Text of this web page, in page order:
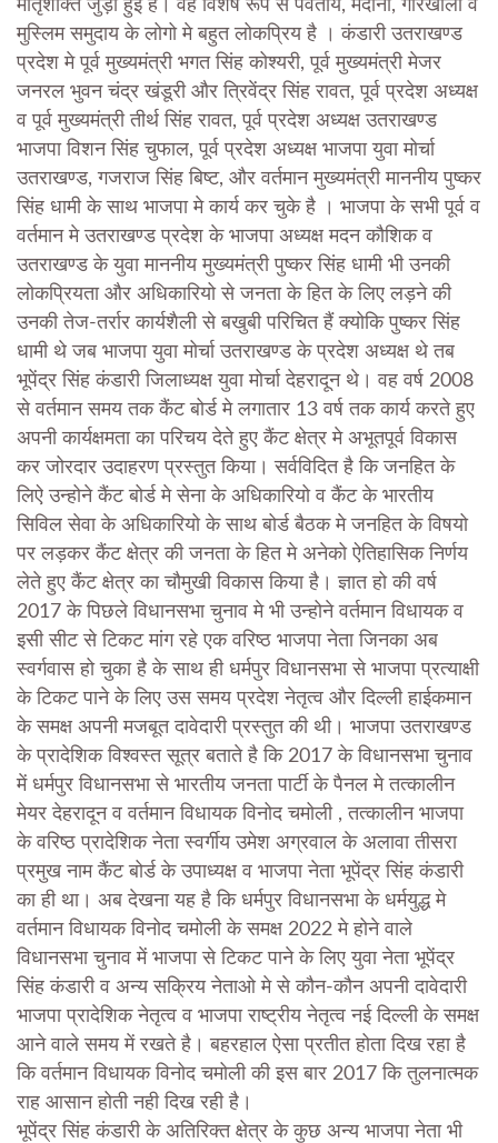
मातृशक्ति जुड़ी हुई है। वह विशेष रूप से पर्वतीय, मैदानी, गोरखाली व
मुस्लिम समुदाय के लोगो मे बहुत लोकप्रिय है । कंडारी उतराखण्ड
प्रदेश मे पूर्व मुख्यमंत्री भगत सिंह कोश्यरी, पूर्व मुख्यमंत्री मेजर
जनरल भुवन चंद्र खंडूरी और त्रिवेंद्र सिंह रावत, पूर्व प्रदेश अध्यक्ष
व पूर्व मुख्यमंत्री तीर्थ सिंह रावत, पूर्व प्रदेश अध्यक्ष उतराखण्ड
भाजपा विशन सिंह चुफाल, पूर्व प्रदेश अध्यक्ष भाजपा युवा मोर्चा
उतराखण्ड, गजराज सिंह बिष्ट, और वर्तमान मुख्यमंत्री माननीय पुष्कर
सिंह धामी के साथ भाजपा मे कार्य कर चुके है । भाजपा के सभी पूर्व व
वर्तमान मे उतराखण्ड प्रदेश के भाजपा अध्यक्ष मदन कौशिक व
उतराखण्ड के युवा माननीय मुख्यमंत्री पुष्कर सिंह धामी भी उनकी
लोकप्रियता और अधिकारियो से जनता के हित के लिए लड़ने की
उनकी तेज-तर्रार कार्यशैली से बखुबी परिचित हैं क्योकि पुष्कर सिंह
धामी थे जब भाजपा युवा मोर्चा उतराखण्ड के प्रदेश अध्यक्ष थे तब
भूपेंद्र सिंह कंडारी जिलाध्यक्ष युवा मोर्चा देहरादून थे। वह वर्ष 2008
से वर्तमान समय तक कैंट बोर्ड मे लगातार 13 वर्ष तक कार्य करते हुए
अपनी कार्यक्षमता का परिचय देते हुए कैंट क्षेत्र मे अभूतपूर्व विकास
कर जोरदार उदाहरण प्रस्तुत किया। सर्वविदित है कि जनहित के
लिऐ उन्होने कैंट बोर्ड मे सेना के अधिकारियो व कैंट के भारतीय
सिविल सेवा के अधिकारियो के साथ बोर्ड बैठक मे जनहित के विषयो
पर लड़कर कैंट क्षेत्र की जनता के हित मे अनेको ऐतिहासिक निर्णय
लेते हुए कैंट क्षेत्र का चौमुखी विकास किया है। ज्ञात हो की वर्ष
2017 के पिछले विधानसभा चुनाव मे भी उन्होने वर्तमान विधायक व
इसी सीट से टिकट मांग रहे एक वरिष्ठ भाजपा नेता जिनका अब
स्वर्गवास हो चुका है के साथ ही धर्मपुर विधानसभा से भाजपा प्रत्याक्षी
के टिकट पाने के लिए उस समय प्रदेश नेतृत्व और दिल्ली हाईकमान
के समक्ष अपनी मजबूत दावेदारी प्रस्तुत की थी। भाजपा उतराखण्ड
के प्रादेशिक विश्वस्त सूत्र बताते है कि 2017 के विधानसभा चुनाव
में धर्मपुर विधानसभा से भारतीय जनता पार्टी के पैनल मे तत्कालीन
मेयर देहरादून व वर्तमान विधायक विनोद चमोली , तत्कालीन भाजपा
के वरिष्ठ प्रादेशिक नेता स्वर्गीय उमेश अग्रवाल के अलावा तीसरा
प्रमुख नाम कैंट बोर्ड के उपाध्यक्ष व भाजपा नेता भूपेंद्र सिंह कंडारी
का ही था। अब देखना यह है कि धर्मपुर विधानसभा के धर्मयुद्ध मे
वर्तमान विधायक विनोद चमोली के समक्ष 2022 मे होने वाले
विधानसभा चुनाव में भाजपा से टिकट पाने के लिए युवा नेता भूपेंद्र
सिंह कंडारी व अन्य सक्रिय नेताओ मे से कौन-कौन अपनी दावेदारी
भाजपा प्रादेशिक नेतृत्व व भाजपा राष्ट्रीय नेतृत्व नई दिल्ली के समक्ष
आने वाले समय में रखते है। बहरहाल ऐसा प्रतीत होता दिख रहा है
कि वर्तमान विधायक विनोद चमोली की इस बार 2017 कि तुलनात्मक
राह आसान होती नही दिख रही है।
भूपेंद्र सिंह कंडारी के अतिरिक्त क्षेत्र के कुछ अन्य भाजपा नेता भी